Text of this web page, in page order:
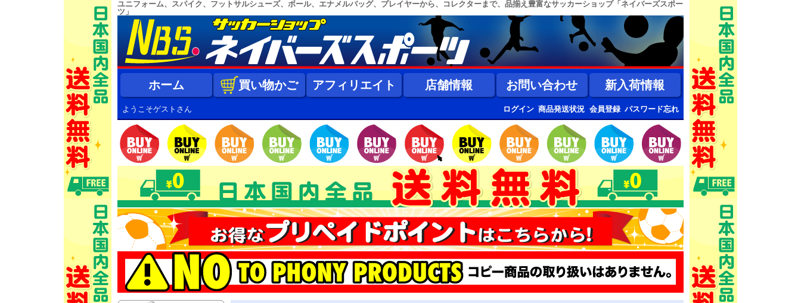
ユニフォーム、スパイク、フットサルシューズ、ボール、エナメルバッグ、プレイヤーから、コレクターまで、品揃え豊富なサッカーショップ「ネイバーズスポー
ツ」
ホーム 買い物かご アフィリエイト 店舗情報 お問い合わせ 新入荷情報
ようこそゲストさん ログイン 商品発送状況 会員登録 パスワード忘れ